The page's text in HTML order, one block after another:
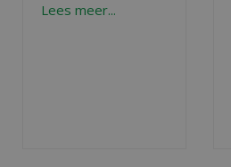
Lees meer...